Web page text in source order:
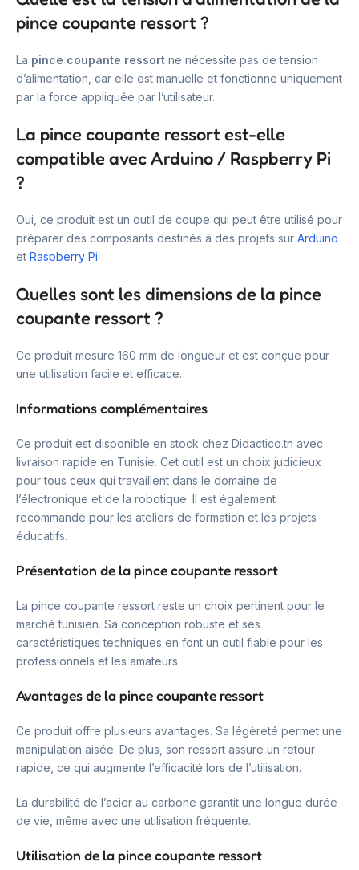
pince coupante ressort ?
La pince coupante ressort ne nécessite pas de tension
d’alimentation, car elle est manuelle et fonctionne uniquement
par la force appliquée par l’utilisateur.
La pince coupante ressort est-elle
compatible avec Arduino / Raspberry Pi
?
Oui, ce produit est un outil de coupe qui peut être utilisé pour
préparer des composants destinés à des projets sur Arduino
et Raspberry Pi.
Quelles sont les dimensions de la pince
coupante ressort ?
Ce produit mesure 160 mm de longueur et est conçue pour
une utilisation facile et efficace.
Informations complémentaires
Ce produit est disponible en stock chez Didactico.tn avec
livraison rapide en Tunisie. Cet outil est un choix judicieux
pour tous ceux qui travaillent dans le domaine de
l’électronique et de la robotique. Il est également
recommandé pour les ateliers de formation et les projets
éducatifs.
Présentation de la pince coupante ressort
La pince coupante ressort reste un choix pertinent pour le
marché tunisien. Sa conception robuste et ses
caractéristiques techniques en font un outil fiable pour les
professionnels et les amateurs.
Avantages de la pince coupante ressort
Ce produit offre plusieurs avantages. Sa légèreté permet une
manipulation aisée. De plus, son ressort assure un retour
rapide, ce qui augmente l’efficacité lors de l’utilisation.
La durabilité de l’acier au carbone garantit une longue durée
de vie, même avec une utilisation fréquente.
Utilisation de la pince coupante ressort